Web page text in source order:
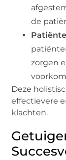
de
zorgen
Deze
effectievere
klachten.